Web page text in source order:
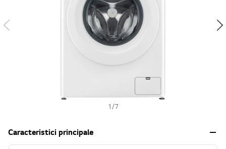
1 /7
Caracteristici principale